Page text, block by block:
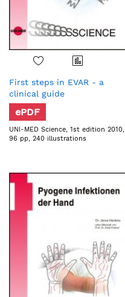
First steps in EVAR - a
clinical guide
ePDF
UNI-MED Science, 1st edition 2010,
96 pp, 240 illustrations